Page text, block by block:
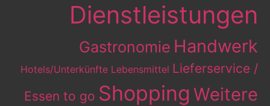
Dienstleistungen
Gastronomie Handwerk
Hotels/Unterkünfte Lebensmittel Lieferservice /
Essen to go Shopping Weitere